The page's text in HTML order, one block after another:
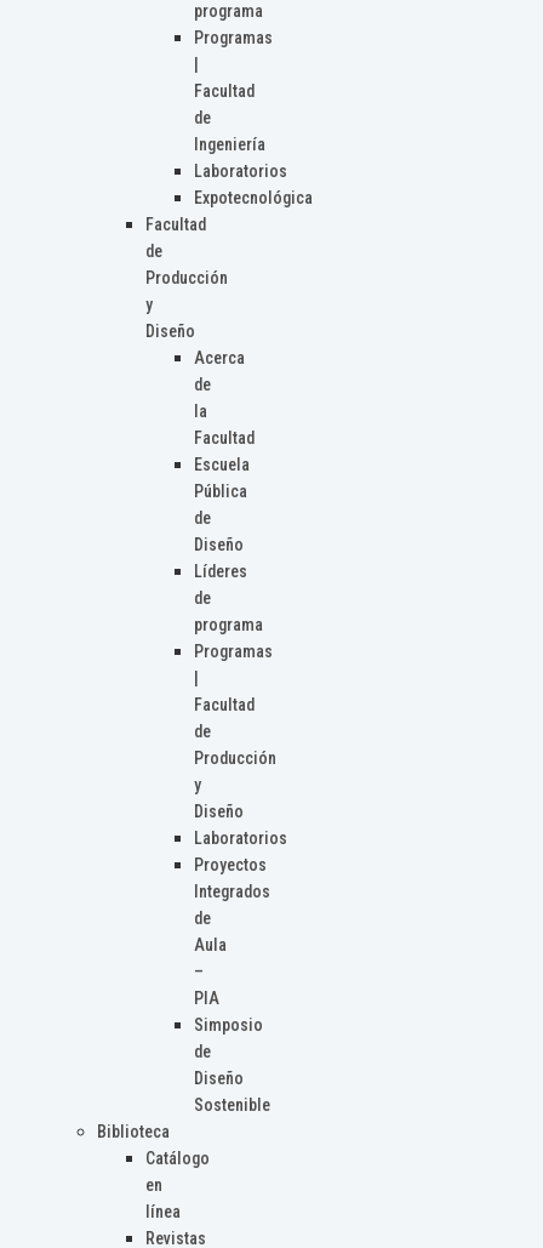
programa
Programas
Facultad
de
Ingeniería
Laboratorios
Expotecnológica
Facultad
de
Producción
y
Diseño
Acerca
de
la
Facultad
Escuela
Pública
de
Diseño
Líderes
de
programa
Programas
Facultad
de
Producción
y
Diseño
Laboratorios
Proyectos
Integrados
de
Aula
–
PIA
Simposio
de
Diseño
Sostenible
Biblioteca
Catálogo
en
línea
Revistas